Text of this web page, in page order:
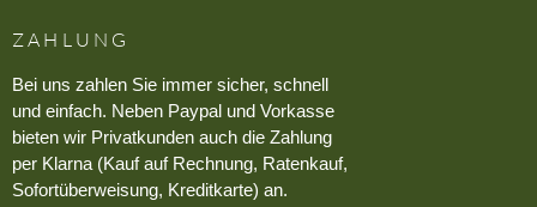
ZAHLUNG
Bei uns zahlen Sie immer sicher, schnell
und einfach. Neben Paypal und Vorkasse
bieten wir Privatkunden auch die Zahlung
per Klarna (Kauf auf Rechnung, Ratenkauf,
Sofortüberweisung, Kreditkarte) an.